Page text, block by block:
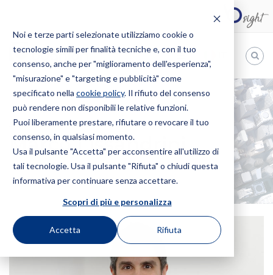
Noi e terze parti selezionate utilizziamo cookie o
tecnologie simili per finalità tecniche e, con il tuo
consenso, anche per "miglioramento dell'esperienza",
"misurazione" e "targeting e pubblicità" come
specificato nella cookie policy. Il rifiuto del consenso
può rendere non disponibili le relative funzioni.
Puoi liberamente prestare, rifiutare o revocare il tuo
consenso, in qualsiasi momento.
Usa il pulsante "Accetta" per acconsentire all'utilizzo di
tali tecnologie. Usa il pulsante "Rifiuta" o chiudi questa
informativa per continuare senza accettare.
Scopri di più e personalizza
Accetta Rifiuta
Bugnion
The
way
HOME PROFESSIONISTI MARCO LISSANDRINI
Marco Lissandrini